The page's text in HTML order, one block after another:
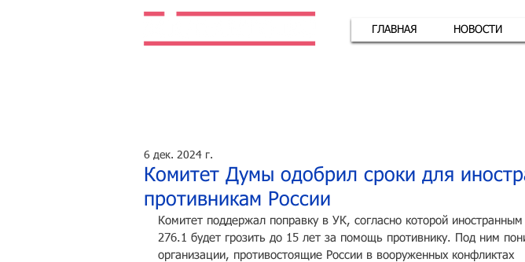
ГЛАВНАЯ НОВОСТИ
Комитет Думы одобрил сроки для
противникам России
6 дек. 2024 г.
Комитет поддержал поправку в УК, согласно которой
276.1 будет грозить до 15 лет за помощь противнику. Под ним
организации, противостоящие России в вооруженных конфликтах